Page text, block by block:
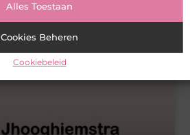
Alles Toestaan
Cookies Beheren
Cookiebeleid
interesseren